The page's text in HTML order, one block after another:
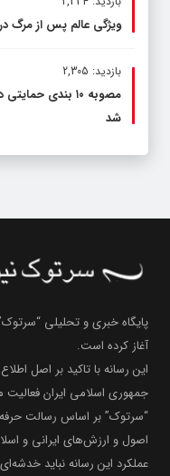
ویژگی عالم پس از مرگ
بازدید: 2,305
مصوبه ۱۰ بندی
شد
آغاز کرده است.
این رسانه با تاکید بر اصل
جمهوری اسلامی ایران فعالیت
“سرتوک” بر اساس رسالت
اصول و ارزش‌های ایرانی و
عملکرد این رسانه نباید